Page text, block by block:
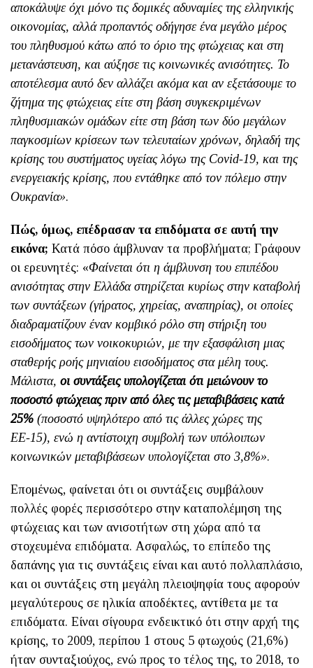
αποκάλυψε όχι μόνο τις δομικές αδυναμίες της ελληνικής
οικονομίας, αλλά προπαντός οδήγησε ένα μεγάλο μέρος
του πληθυσμού κάτω από το όριο της φτώχειας και στη
μετανάστευση, και αύξησε τις κοινωνικές ανισότητες. Το
αποτέλεσμα αυτό δεν αλλάζει ακόμα και αν εξετάσουμε το
ζήτημα της φτώχειας είτε στη βάση συγκεκριμένων
πληθυσμιακών ομάδων είτε στη βάση των δύο μεγάλων
παγκοσμίων κρίσεων των τελευταίων χρόνων, δηλαδή της
κρίσης του συστήματος υγείας λόγω της Cοvid-19, και της
ενεργειακής κρίσης, που εντάθηκε από τον πόλεμο στην
Ουκρανία».
Πώς, όμως, επέδρασαν τα επιδόματα σε αυτή την
εικόνα; Κατά πόσο άμβλυναν τα προβλήματα; Γράφουν
οι ερευνητές: «Φαίνεται ότι η άμβλυνση του επιπέδου
ανισότητας στην Ελλάδα στηρίζεται κυρίως στην καταβολή
των συντάξεων (γήρατος, χηρείας, αναπηρίας), οι οποίες
διαδραματίζουν έναν κομβικό ρόλο στη στήριξη του
εισοδήματος των νοικοκυριών, με την εξασφάλιση μιας
σταθερής ροής μηνιαίου εισοδήματος στα μέλη τους.
Μάλιστα, οι συντάξεις υπολογίζεται ότι μειώνουν το
ποσοστό φτώχειας πριν από όλες τις μεταβιβάσεις κατά
25% (ποσοστό υψηλότερο από τις άλλες χώρες της
ΕΕ-15), ενώ η αντίστοιχη συμβολή των υπόλοιπων
κοινωνικών μεταβιβάσεων υπολογίζεται στο 3,8%».
Επομένως, φαίνεται ότι οι συντάξεις συμβάλουν
πολλές φορές περισσότερο στην καταπολέμηση της
φτώχειας και των ανισοτήτων στη χώρα από τα
στοχευμένα επιδόματα. Ασφαλώς, το επίπεδο της
δαπάνης για τις συντάξεις είναι και αυτό πολλαπλάσιο,
και οι συντάξεις στη μεγάλη πλειοψηφία τους αφορούν
μεγαλύτερους σε ηλικία αποδέκτες, αντίθετα με τα
επιδόματα. Είναι σίγουρα ενδεικτικό ότι στην αρχή της
κρίσης, το 2009, περίπου 1 στους 5 φτωχούς (21,6%)
ήταν συνταξιούχος, ενώ προς το τέλος της, το 2018, το